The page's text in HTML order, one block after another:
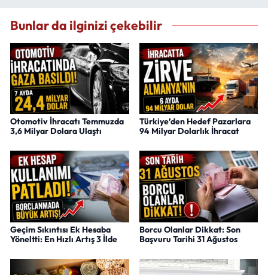
Bunlar da ilginizi çekebilir
Otomotiv İhracatı Temmuzda
3,6 Milyar Dolara Ulaştı
Türkiye’den Hedef Pazarlara
94 Milyar Dolarlık İhracat
Geçim Sıkıntısı Ek Hesaba
Yöneltti: En Hızlı Artış 3 İlde
Borcu Olanlar Dikkat: Son
Başvuru Tarihi 31 Ağustos